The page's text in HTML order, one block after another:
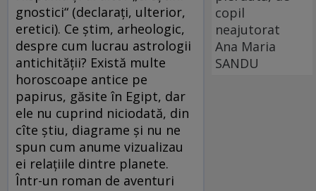
gnostici“ (declarați, ulterior,
eretici). Ce știm, arheologic,
despre cum lucrau astrologii
antichității? Există multe
horoscoape antice pe
papirus, găsite în Egipt, dar
ele nu cuprind niciodată, din
cîte știu, diagrame și nu ne
spun cum anume vizualizau
ei relațiile dintre planete.
Într-un roman de aventuri
copil
neajutorat
Ana Maria
SANDU